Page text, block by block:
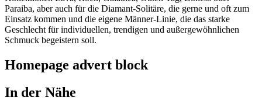
Paraiba, aber auch für die Diamant-Solitäre, die gerne und oft zum
Einsatz kommen und die eigene Männer-Linie, die das starke
Geschlecht für individuellen, trendigen und außergewöhnlichen
Schmuck begeistern soll.
Homepage advert block
In der Nähe